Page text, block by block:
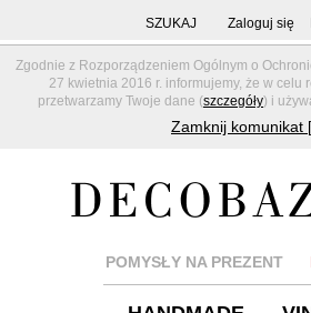
Zgodnie z Rozporządzeniem Ogólnym o
27 kwietnia 2016 r. informujemy, że w celu
przetwarzamy Twoje dane (szczegóły) i
Zamknij komunikat
SZUKAJ Zaloguj się
POMYSŁY NA PREZENT